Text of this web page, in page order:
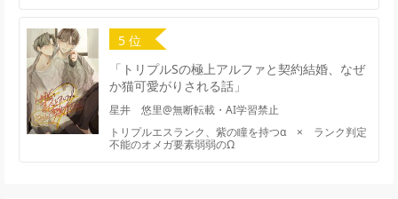
5 位
「トリプルSの極上アルファと契約結婚、なぜ
か猫可愛がりされる話」
星井 悠里@無断転載・AI学習禁止
トリプルエスランク、紫の瞳を持つα × ランク判定
不能のオメガ要素弱弱のΩ